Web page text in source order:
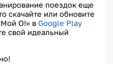
поездок еще
скачайте или обновите
О!» в Google Play
свой идеальный